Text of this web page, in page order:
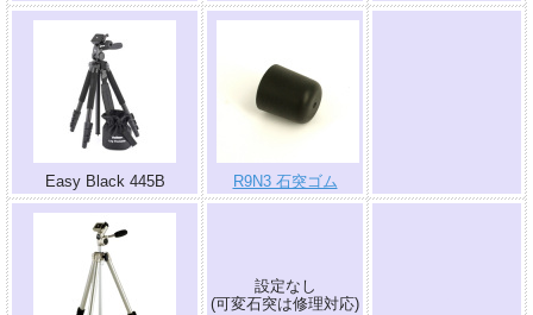
Easy Black 445B R9N3 石突ゴム
設定なし
(可変石突は修理対応)